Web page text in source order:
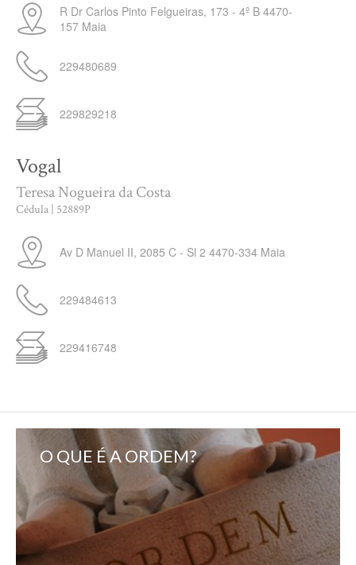
R Dr Carlos Pinto Felgueiras, 173 - 4º B 4470-
157 Maia
229480689
229829218
Vogal
Teresa Nogueira da Costa
Cédula | 52889P
Av D Manuel II, 2085 C - Sl 2 4470-334 Maia
229484613
229416748
O QUE É A ORDEM?